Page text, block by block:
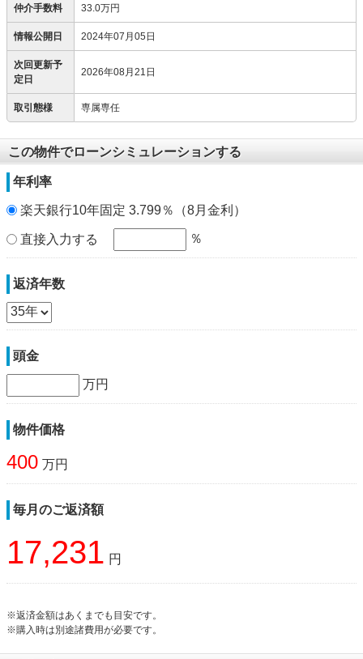
仲介手数料 33.0万円
情報公開日 2024年07月05日
次回更新予
定日
2026年08月21日
取引態様 専属専任
この物件でローンシミュレーションする
年利率
楽天銀行10年固定 3.799％（8月金利）
直接入力する ％
返済年数
頭金
万円
物件価格
400 万円
毎月のご返済額
17,231 円
※返済金額はあくまでも目安です。
※購入時は別途諸費用が必要です。